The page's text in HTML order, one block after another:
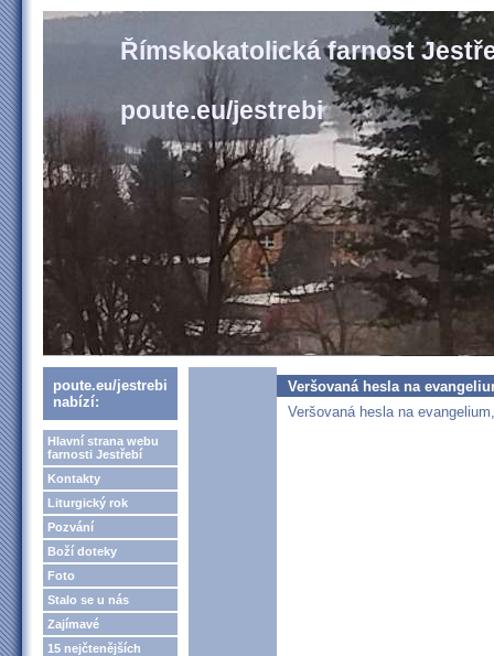
Římskokatolická farnost
poute.eu/jestrebi
poute.eu/jestrebi
nabízí:
Hlavní strana webu
farnosti Jestřebí
Kontakty
Liturgický rok
Pozvání
Boží doteky
Foto
Stalo se u nás
Zajímavé
15 nejčtenějších
Veršovaná hesla na
Veršovaná hesla na